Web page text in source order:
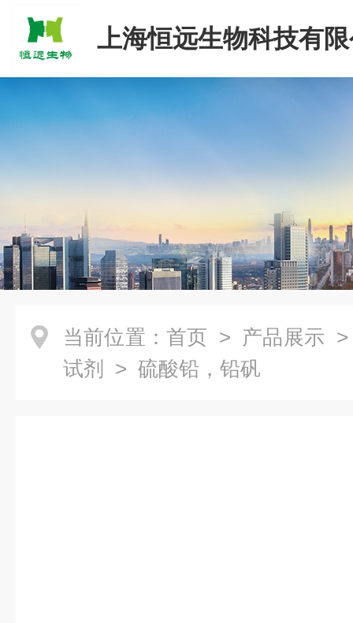
上海恒远生物科技有
当前位置： 首页 > 产品展示
试剂
> 硫酸铅，铅矾